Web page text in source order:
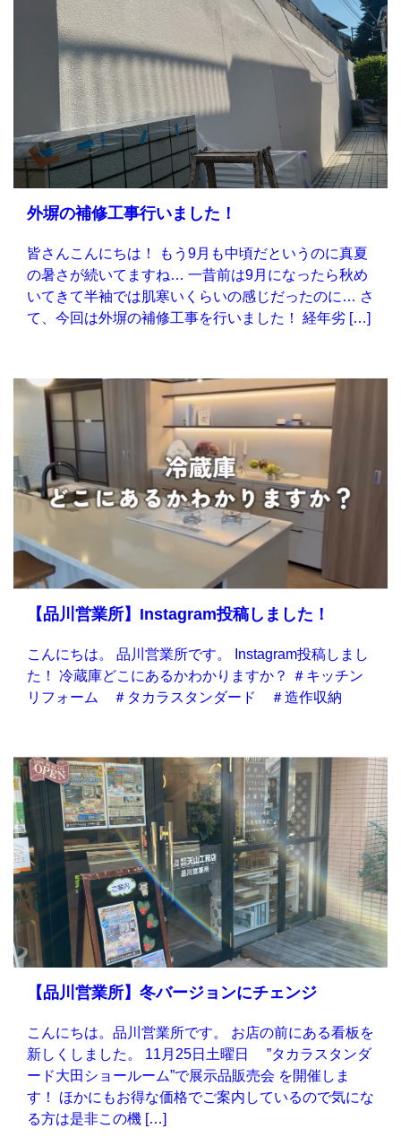
外塀の補修工事行いました！
皆さんこんにちは！ もう9月も中頃だというのに真夏
の暑さが続いてますね… 一昔前は9月になったら秋め
いてきて半袖では肌寒いくらいの感じだったのに… さ
て、今回は外塀の補修工事を行いました！ 経年劣 […]
【品川営業所】Instagram投稿しました！
こんにちは。 品川営業所です。 Instagram投稿しまし
た！ 冷蔵庫どこにあるかわかりますか？ ＃キッチン
リフォーム ＃タカラスタンダード ＃造作収納
【品川営業所】冬バージョンにチェンジ
こんにちは。品川営業所です。 お店の前にある看板を
新しくしました。 11月25日土曜日 ”タカラスタンダ
ード大田ショールーム”で展示品販売会 を開催しま
す！ ほかにもお得な価格でご案内しているので気にな
る方は是非この機 […]